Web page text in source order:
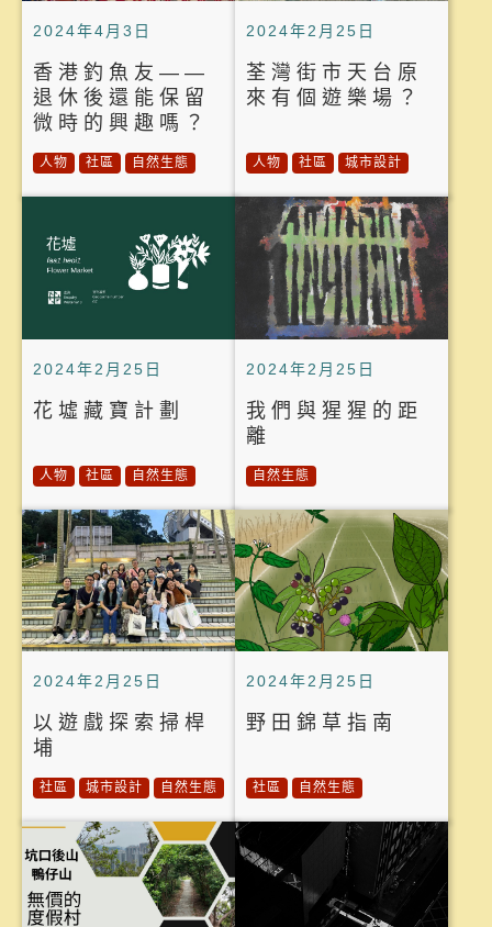
2024年4月3日
香港釣魚友——
退休後還能保留
微時的興趣嗎？
人物 社區 自然生態
2024年2月25日
荃灣街市天台原
來有個遊樂場？
人物 社區 城市設計
2024年2月25日
花墟藏寶計劃
人物 社區 自然生態
2024年2月25日
我們與猩猩的距
離
自然生態
2024年2月25日
以遊戲探索掃桿
埔
社區 城市設計 自然生態
2024年2月25日
野田錦草指南
社區 自然生態